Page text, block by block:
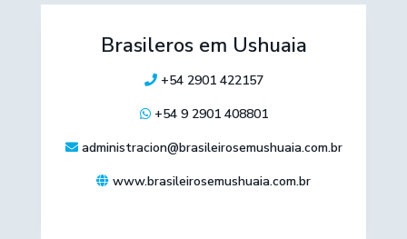
Brasileros em Ushuaia
+54 2901 422157
+54 9 2901 408801
administracion@brasileirosemushuaia.com.br
www.brasileirosemushuaia.com.br